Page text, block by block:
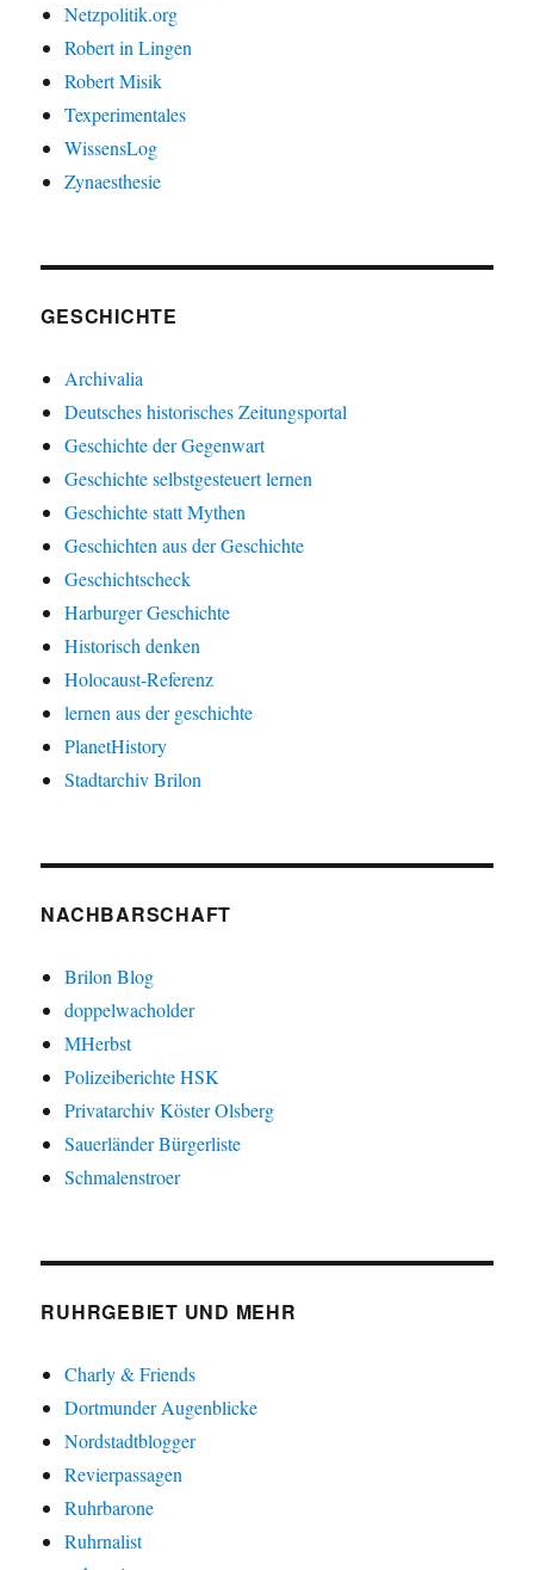
Netzpolitik.org
Robert in Lingen
Robert Misik
Texperimentales
WissensLog
Zynaesthesie
GESCHICHTE
Archivalia
Deutsches historisches Zeitungsportal
Geschichte der Gegenwart
Geschichte selbstgesteuert lernen
Geschichte statt Mythen
Geschichten aus der Geschichte
Geschichtscheck
Harburger Geschichte
Historisch denken
Holocaust-Referenz
lernen aus der geschichte
PlanetHistory
Stadtarchiv Brilon
NACHBARSCHAFT
Brilon Blog
doppelwacholder
MHerbst
Polizeiberichte HSK
Privatarchiv Köster Olsberg
Sauerländer Bürgerliste
Schmalenstroer
RUHRGEBIET UND MEHR
Charly & Friends
Dortmunder Augenblicke
Nordstadtblogger
Revierpassagen
Ruhrbarone
Ruhrnalist